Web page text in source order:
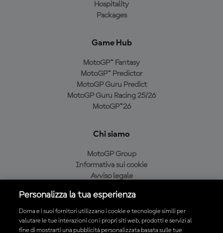
Hospitality
Packages
Game Hub
MotoGP™ Fantasy
MotoGP™ Predictor
MotoGP Guru Predict
MotoGP Guru Racing 25/26
MotoGP™26
Chi siamo
MotoGP Group
Informativa sui cookie
Avviso legale
Condizioni di acquisto
Personalizza la tua esperienza
Dorna e i suoi fornitori utilizzano i cookie e tecnologie simili per
valutare le tue interazioni con i propri siti web, prodotti e servizi al
fine di mostrarti una pubblicità personalizzata basata sulle tue